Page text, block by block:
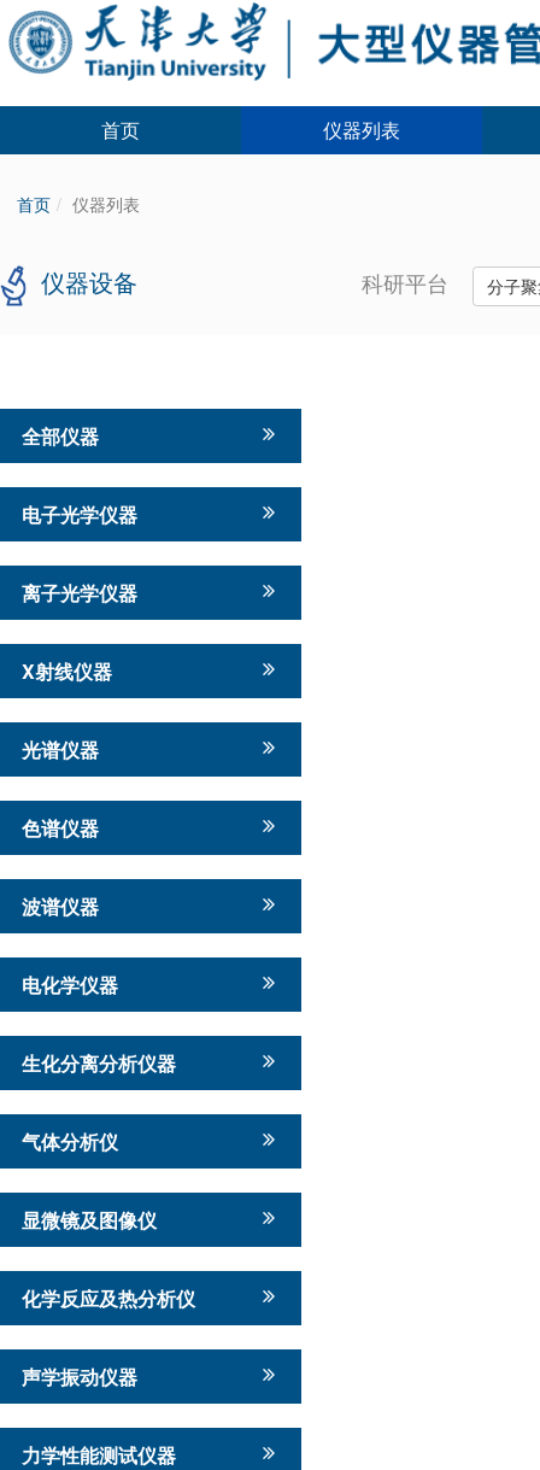
首页 仪器列表
首页 仪器列表
仪器设备 科研平台 分子
全部仪器
电子光学仪器
离子光学仪器
X射线仪器
光谱仪器
色谱仪器
波谱仪器
电化学仪器
生化分离分析仪器
气体分析仪
显微镜及图像仪
化学反应及热分析仪
声学振动仪器
力学性能测试仪器